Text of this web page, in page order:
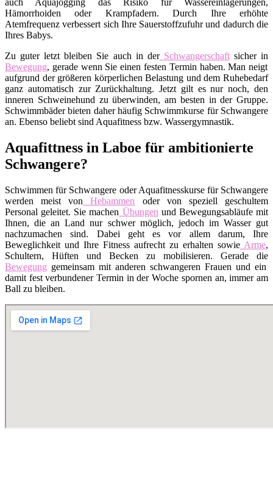
Hämorrhoiden oder Krampfadern. Durch Ihre erhöhte
Atemfrequenz verbessert sich Ihre Sauerstoffzufuhr und dadurch die
Ihres Babys.
Zu guter letzt bleiben Sie auch in derSchwangerschaftsicher in
Bewegung, gerade wenn Sie einen festen Termin haben. Man neigt
aufgrund der größeren körperlichen Belastung und dem Ruhebedarf
ganz automatisch zur Zurückhaltung. Jetzt gilt es nur noch, den
inneren Schweinehund zu überwinden, am besten in der Gruppe.
Schwimmbäder bieten daher häufig Schwimmkurse für Schwangere
an. Ebenso beliebt sind Aquafitness bzw. Wassergymnastik.
Aquafittness in Laboe für ambitionierte
Schwangere?
Schwimmen für Schwangere oder Aquafitnesskurse für Schwangere
werden meist von Hebammen oder von speziell geschultem
Personal geleitet. Sie machen Übungen und Bewegungsabläufe mit
Ihnen, die an Land nur schwer möglich, jedoch im Wasser gut
nachzumachen sind. Dabei geht es vor allem darum, Ihre
Beweglichkeit und Ihre Fitness aufrecht zu erhalten sowie Arme,
Schultern, Hüften und Becken zu mobilisieren. Gerade die
Bewegung gemeinsam mit anderen schwangeren Frauen und ein
damit fest verbundener Termin in der Woche spornen an, immer am
Ball zu bleiben.